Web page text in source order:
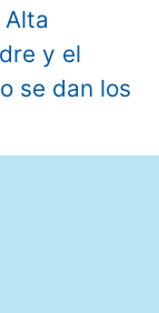
y el
se dan los